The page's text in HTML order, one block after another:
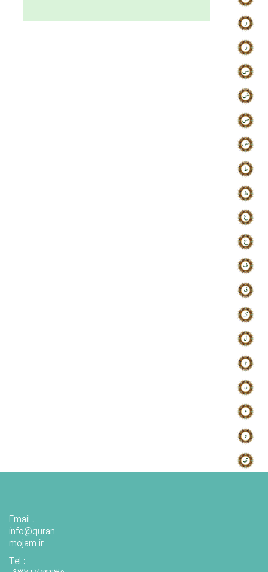
Email :
info@quran-
mojam.ir
Tel :